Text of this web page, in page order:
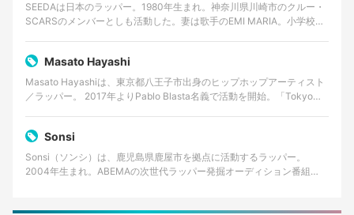
SEEDAは日本のラッパー。1980年生まれ。神奈川県川崎市のクルー・
SCARSのメンバーとしも活動した。妻は歌手のEMI MARIA。小学校一
Masato Hayashi
Masato Hayashiは、東京都八王子市出身のヒップホップアーティスト
／ラッパー。 2017年よりPablo Blasta名義で活動を開始。「Tokyo
Sonsi
Sonsi（ソンシ）は、鹿児島県鹿屋市を拠点に活動するラッパー。
2004年生まれ。ABEMAの次世代ラッパー発掘オーディション番組